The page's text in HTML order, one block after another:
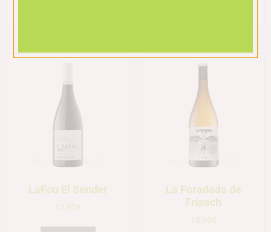
LaFou El Sender
13,95€
La Foradada de
Frisach
14,95€